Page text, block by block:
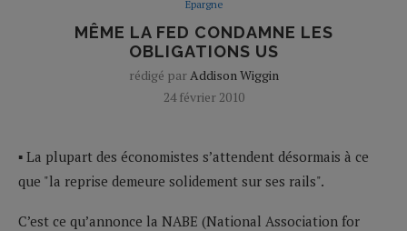
Epargne
MÊME LA FED CONDAMNE LES
OBLIGATIONS US
rédigé parAddison Wiggin
24 février 2010
▪ La plupart des économistes s’attendent désormais à ce
que "la reprise demeure solidement sur ses rails".
C’est ce qu’annonce la NABE (National Association for